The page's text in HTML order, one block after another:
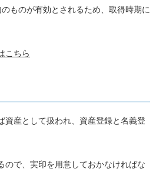
ものが有効とされるため、取得時期に
こちら
資産として扱われ、資産登録と名義登
ので、実印を用意しておかなければな